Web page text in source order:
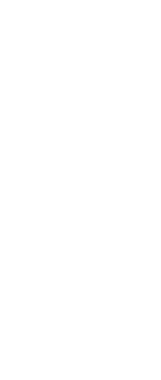
・海老
秩父
(14)